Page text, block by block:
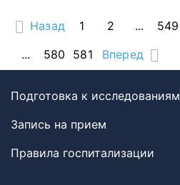
Назад 1 2 ... 549
...
580 581 Вперед
Подготовка к исследованиям
Запись на прием
Правила госпитализации